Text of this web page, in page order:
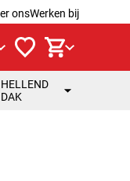
onsWerken bij
HELLEND
DAK